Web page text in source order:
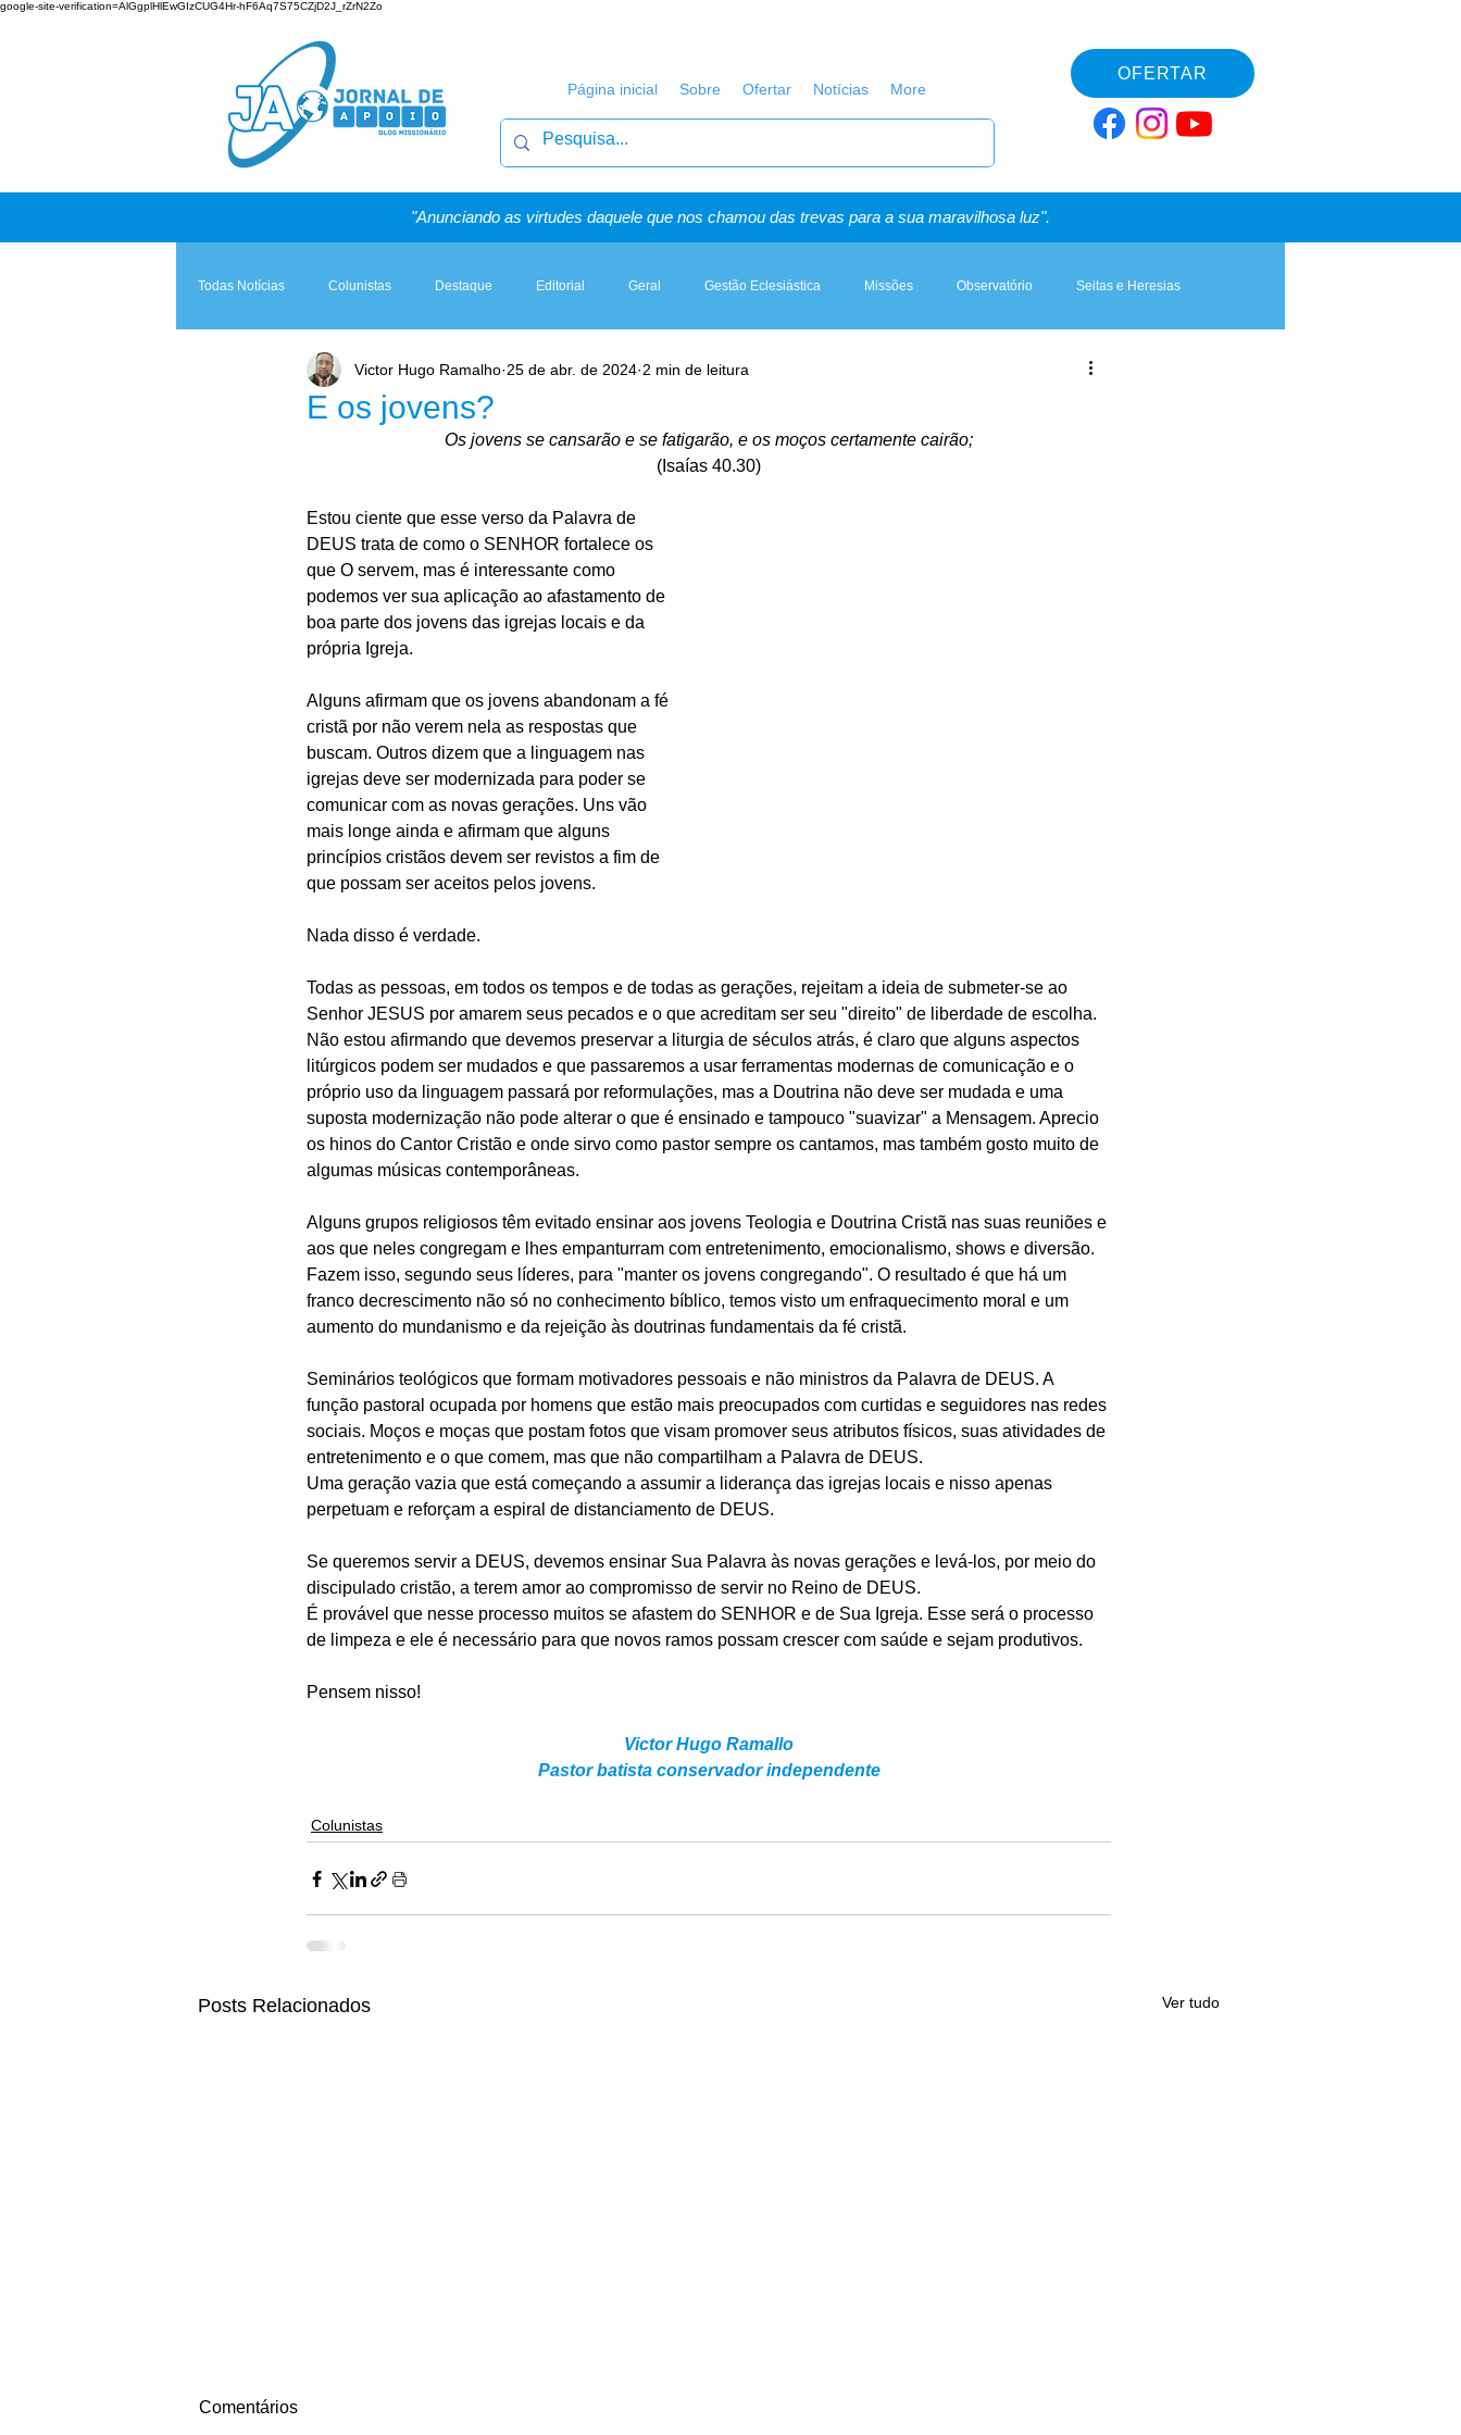
google-site-verification=AlGgplHlEwGIzCUG4Hr-hF6Aq7S75CZjD2J_rZrN2Zo
Página inicial Sobre Ofertar Notícias More
OFERTAR
"Anunciando as virtudes daquele que nos chamou das trevas para a sua maravilhosa luz".
Todas Notícias Colunistas Destaque Editorial Geral Gestão Eclesiástica Missões Observatório Seitas e Heresias
Teologia & Prática A Igreja e a Lei Artigos, Sermões & Esboços
E os jovens?
Victor Hugo Ramalho 25 de abr. de 2024 2 min de leitura
Os jovens se cansarão e se fatigarão, e os moços certamente cairão;
(Isaías 40.30)
Estou ciente que esse verso da Palavra de
DEUS trata de como o SENHOR fortalece os
que O servem, mas é interessante como
podemos ver sua aplicação ao afastamento de
boa parte dos jovens das igrejas locais e da
própria Igreja.
Alguns afirmam que os jovens abandonam a fé
cristã por não verem nela as respostas que
buscam. Outros dizem que a linguagem nas
igrejas deve ser modernizada para poder se
comunicar com as novas gerações. Uns vão
mais longe ainda e afirmam que alguns
princípios cristãos devem ser revistos a fim de
que possam ser aceitos pelos jovens.
Nada disso é verdade.
Todas as pessoas, em todos os tempos e de todas as gerações, rejeitam a ideia de submeter-se ao
Senhor JESUS por amarem seus pecados e o que acreditam ser seu "direito" de liberdade de escolha.
Não estou afirmando que devemos preservar a liturgia de séculos atrás, é claro que alguns aspectos
litúrgicos podem ser mudados e que passaremos a usar ferramentas modernas de comunicação e o
próprio uso da linguagem passará por reformulações, mas a Doutrina não deve ser mudada e uma
suposta modernização não pode alterar o que é ensinado e tampouco "suavizar" a Mensagem. Aprecio
os hinos do Cantor Cristão e onde sirvo como pastor sempre os cantamos, mas também gosto muito de
algumas músicas contemporâneas.
Alguns grupos religiosos têm evitado ensinar aos jovens Teologia e Doutrina Cristã nas suas reuniões e
aos que neles congregam e lhes empanturram com entretenimento, emocionalismo, shows e diversão.
Fazem isso, segundo seus líderes, para "manter os jovens congregando". O resultado é que há um
franco decrescimento não só no conhecimento bíblico, temos visto um enfraquecimento moral e um
aumento do mundanismo e da rejeição às doutrinas fundamentais da fé cristã.
Seminários teológicos que formam motivadores pessoais e não ministros da Palavra de DEUS. A
função pastoral ocupada por homens que estão mais preocupados com curtidas e seguidores nas redes
sociais. Moços e moças que postam fotos que visam promover seus atributos físicos, suas atividades de
entretenimento e o que comem, mas que não compartilham a Palavra de DEUS.
Uma geração vazia que está começando a assumir a liderança das igrejas locais e nisso apenas
perpetuam e reforçam a espiral de distanciamento de DEUS.
Se queremos servir a DEUS, devemos ensinar Sua Palavra às novas gerações e levá-los, por meio do
discipulado cristão, a terem amor ao compromisso de servir no Reino de DEUS.
É provável que nesse processo muitos se afastem do SENHOR e de Sua Igreja. Esse será o processo
de limpeza e ele é necessário para que novos ramos possam crescer com saúde e sejam produtivos.
Pensem nisso!
Victor Hugo Ramallo
Pastor batista conservador independente
Colunistas
Posts Relacionados Ver tudo
Comentários